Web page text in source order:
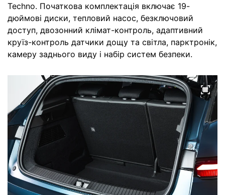
Techno. Початкова комплектація включає 19-
дюймові диски, тепловий насос, безключовий
доступ, двозонний клімат-контроль, адаптивний
круїз-контроль датчики дощу та світла, парктронік,
камеру заднього виду і набір систем безпеки.